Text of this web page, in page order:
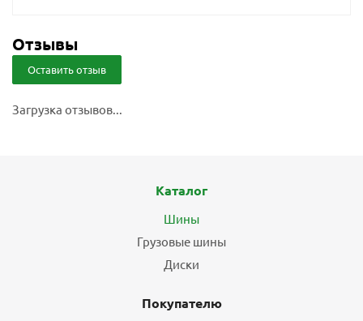
Отзывы
Оставить отзыв
Загрузка отзывов...
Каталог
Шины
Грузовые шины
Диски
Покупателю